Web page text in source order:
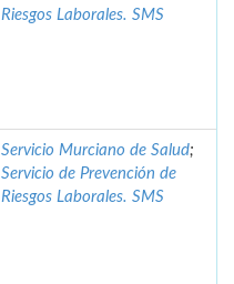
Riesgos Laborales. SMS
Servicio Murciano de Salud;
Servicio de Prevención de
Riesgos Laborales. SMS